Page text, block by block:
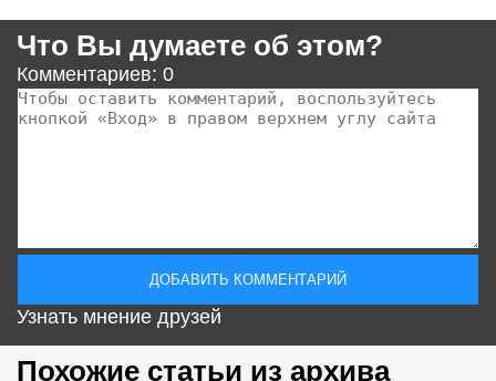
Что Вы думаете об этом?
Комментариев: 0
Узнать мнение друзей
Похожие статьи из архива